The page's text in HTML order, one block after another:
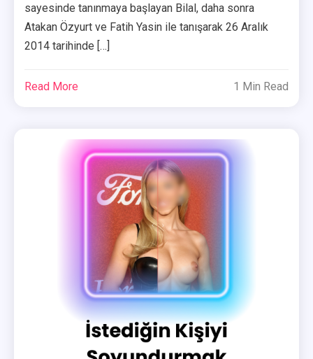
sayesinde tanınmaya başlayan Bilal, daha sonra
Atakan Özyurt ve Fatih Yasin ile tanışarak 26 Aralık
2014 tarihinde […]
Read More 1 Min Read